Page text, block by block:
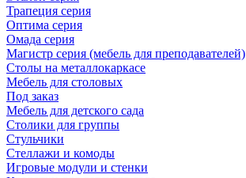
Трапеция серия
Оптима серия
Омада серия
Магистр серия (мебель для преподавателей)
Столы на металлокаркасе
Мебель для столовых
Под заказ
Мебель для детского сада
Столики для группы
Стульчики
Стеллажи и комоды
Игровые модули и стенки